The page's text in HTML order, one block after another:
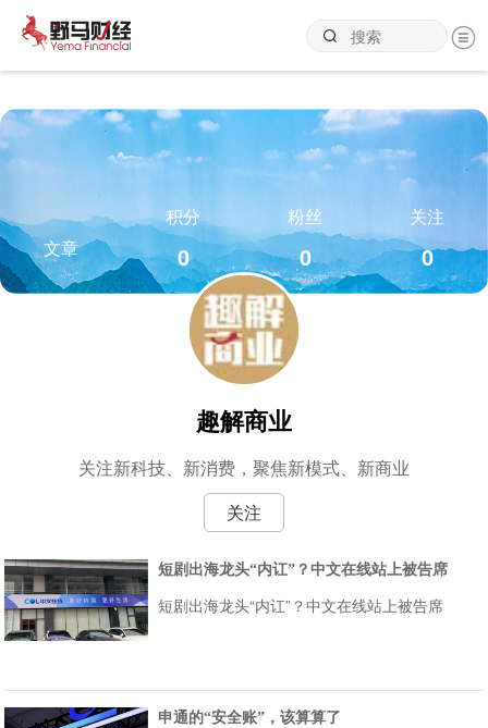
文章
积分
0
粉丝
0
关注
0
趣解商业
关注新科技、新消费，聚焦新模式、新商业
关注
短剧出海龙头“内讧”？中文在线站上被告席
短剧出海龙头“内讧”？中文在线站上被告席
申通的“安全账”，该算算了